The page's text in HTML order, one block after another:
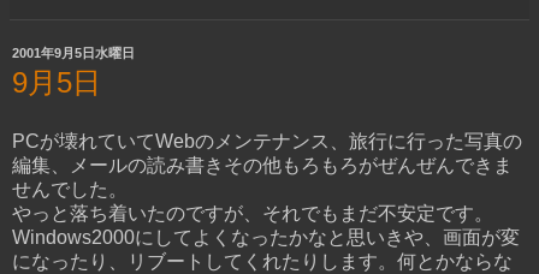
2001年9月5日水曜日
9月5日
PCが壊れていてWebのメンテナンス、旅行に行った写真の
編集、メールの読み書きその他もろもろがぜんぜんできま
せんでした。
やっと落ち着いたのですが、それでもまだ不安定です。
Windows2000にしてよくなったかなと思いきや、画面が変
になったり、リブートしてくれたりします。何とかならな